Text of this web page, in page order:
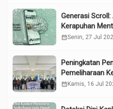
Generasi
Kerapuhan
calendar_monthSenin, 27 Jul
Peningkatan
Pemeliharaan
Lansia melalui
calendar_month Kamis, 16 Jul